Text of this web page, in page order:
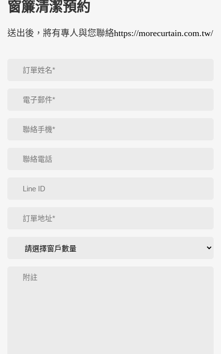
窗簾清潔預約
送出後，將有專人與您聯絡https://morecurtain.com.tw/